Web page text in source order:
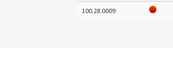
100.28.0009